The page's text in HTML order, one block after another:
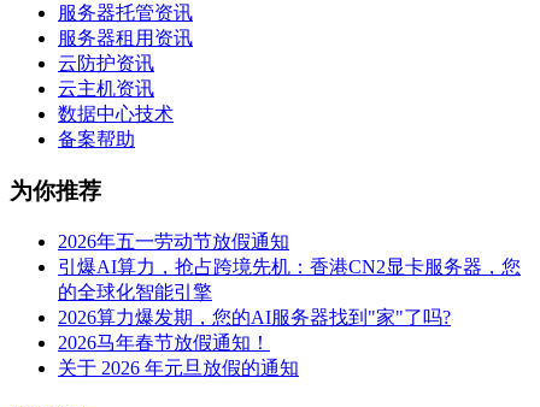
服务器托管资讯
服务器租用资讯
云防护资讯
云主机资讯
数据中心技术
备案帮助
为你推荐
2026年五一劳动节放假通知
引爆AI算力，抢占跨境先机：香港CN2显卡服务器，您
的全球化智能引擎
2026算力爆发期，您的AI服务器找到"家"了吗?
2026马年春节放假通知！
关于 2026 年元旦放假的通知